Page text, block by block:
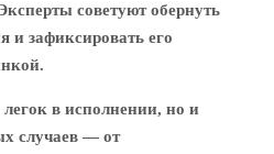
советуют обернуть
и зафиксировать его
в исполнении, но и
случаев — от